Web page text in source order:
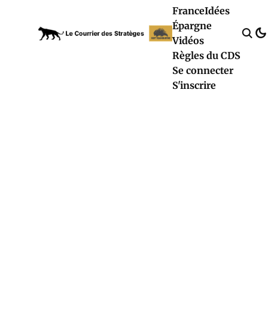
FranceIdées
Épargne
Vidéos
Règles du CDS
Se connecter
S'inscrire